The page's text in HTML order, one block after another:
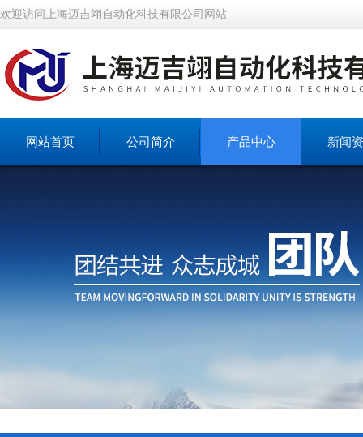
欢迎访问上海迈吉翊自动化科技有限公司网站
网站首页 公司简介 产品中心 新闻